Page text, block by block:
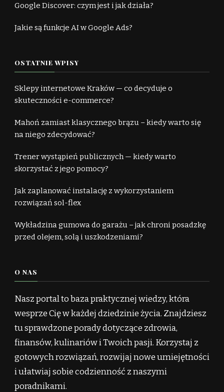
Google Discover: czym jest i jak działa?
Jakie są funkcje AI w Google Ads?
OSTATNIE WPISY
Sklepy internetowe Kraków — co decyduje o
skuteczności e-commerce?
Mahoń zamiast klasycznego brązu – kiedy warto się
na niego zdecydować?
Trener wystąpień publicznych — kiedy warto
skorzystać z jego pomocy?
Jak zaplanować instalację z wykorzystaniem
rozwiązań sol-flex
Wykładzina gumowa do garażu – jak chroni posadzkę
przed olejem, solą i uszkodzeniami?
O NAS
Nasz portal to baza praktycznej wiedzy, która
wesprze Cię w każdej dziedzinie życia. Znajdziesz
tu sprawdzone porady dotyczące zdrowia,
finansów, kulinariów i Twoich pasji. Korzystaj z
gotowych rozwiązań, rozwijaj nowe umiejętności
i ułatwiaj sobie codzienność z naszymi
poradnikami.